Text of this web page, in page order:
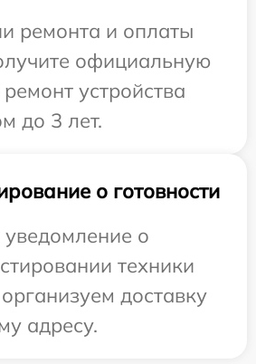
ремонта и оплаты
официальную
устройства
до 3 лет.
о готовности
о
техники
доставку
адресу.